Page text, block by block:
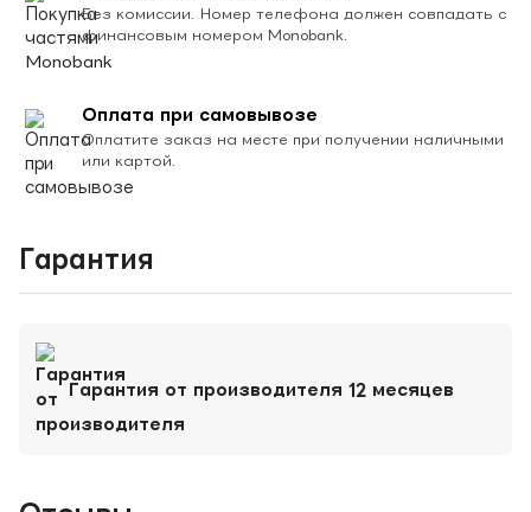
Без комиссии. Номер телефона должен совпадать с
финансовым номером Monobank.
Оплата при самовывозе
Оплатите заказ на месте при получении наличными
или картой.
Гарантия
Гарантия от производителя 12 месяцев